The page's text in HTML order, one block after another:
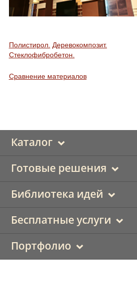
Полистирол. Деревокомпозит.
Стеклофибробетон.
Сравнение материалов
Каталог
Готовые решения
Библиотека идей
Бесплатные услуги
Портфолио